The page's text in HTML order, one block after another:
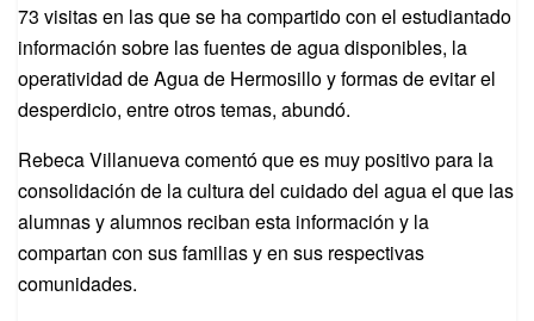
73 visitas en las que se ha compartido con el estudiantado
información sobre las fuentes de agua disponibles, la
operatividad de Agua de Hermosillo y formas de evitar el
desperdicio, entre otros temas, abundó.
Rebeca Villanueva comentó que es muy positivo para la
consolidación de la cultura del cuidado del agua el que las
alumnas y alumnos reciban esta información y la
compartan con sus familias y en sus respectivas
comunidades.